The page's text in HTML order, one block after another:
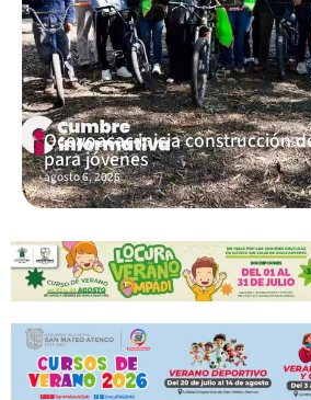
Ocoyoacac inicia construcción
para jóvenes
agosto 6, 2026